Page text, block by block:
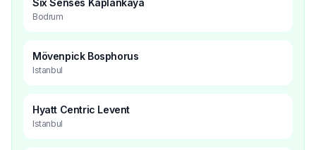
Bodrum
Mövenpick Bosphorus
Istanbul
Hyatt Centric Levent
Istanbul